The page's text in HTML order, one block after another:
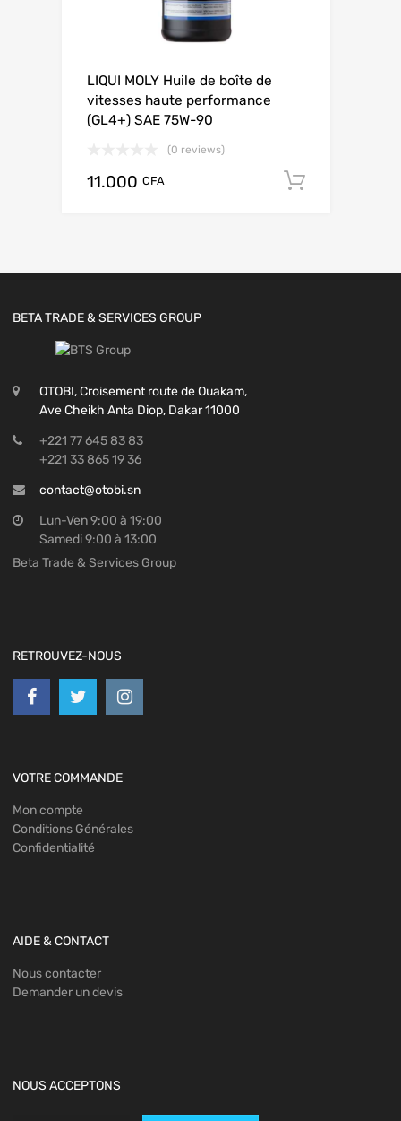
LIQUI MOLY Huile de boîte de
vitesses haute perfor­mance
(GL4+) SAE 75W-90
(0 reviews)
11.000 CFA
BETA TRADE & SERVICES GROUP
OTOBI, Croisement route de Ouakam,
Ave Cheikh Anta Diop, Dakar 11000
+221 77 645 83 83
+221 33 865 19 36
contact@otobi.sn
Lun-Ven 9:00 à 19:00
Samedi 9:00 à 13:00
Beta Trade & Services Group
RETROUVEZ-NOUS
VOTRE COMMANDE
Mon compte
Conditions Générales
Confidentialité
AIDE & CONTACT
Nous contacter
Demander un devis
NOUS ACCEPTONS